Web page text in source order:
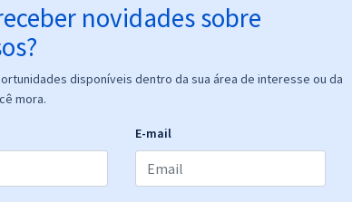
novidades sobre
disponíveis dentro da sua área de interesse ou da
mora.
E-mail